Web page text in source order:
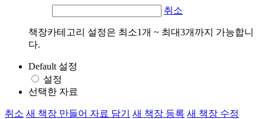
취소
책장카테고리 설정은 최소1개 ~ 최대3개까지 가능합니
다.
Default 설정
설정
선택한 자료
취소 새 책장 만들어 자료 담기 새 책장 등록 새 책장 수정